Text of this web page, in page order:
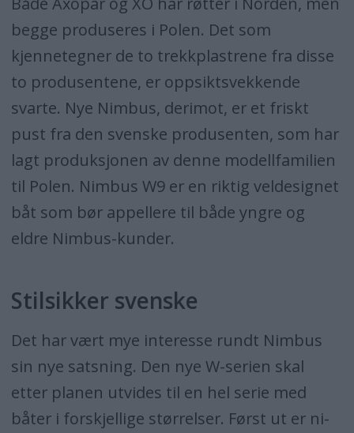
begge produseres i Polen. Det som
kjennetegner de to trekkplastrene fra disse
to produsentene, er oppsiktsvekkende
svarte. Nye Nimbus, derimot, er et friskt
pust fra den svenske produsenten, som har
lagt produksjonen av denne modellfamilien
til Polen. Nimbus W9 er en riktig veldesignet
båt som bør appellere til både yngre og
eldre Nimbus-kunder.
Stilsikker svenske
Det har vært mye interesse rundt Nimbus
sin nye satsning. Den nye W-serien skal
etter planen utvides til en hel serie med
båter i forskjellige størrelser. Først ut er ni-